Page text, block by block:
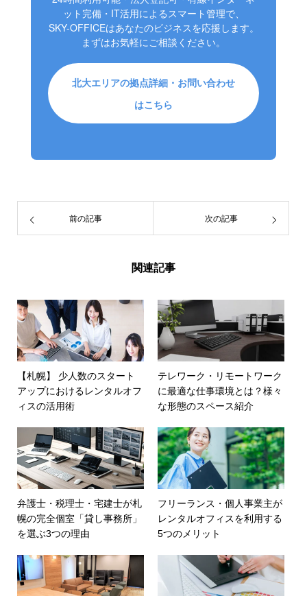
ット完備・IT活用によるスマート管理で、
SKY-OFFICEはあなたのビジネスを応援します。
まずはお気軽にご相談ください。
北大エリアの拠点詳細・お問い合わせ
はこちら
前の記事 次の記事
関連記事
【札幌】 少人数のスタート
アップにおけるレンタルオフ
ィスの活用術
テレワーク・リモートワーク
に最適な仕事環境とは？様々
な形態のスペース紹介
弁護士・税理士・宅建士が札
幌の完全個室「貸し事務所」
を選ぶ3つの理由
フリーランス・個人事業主が
レンタルオフィスを利用する
5つのメリット